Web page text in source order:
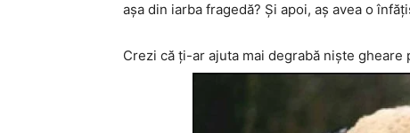
aşa din iarba fragedă? Şi apoi, aş avea o
Crezi că ţi-ar ajuta mai degrabă nişte gheare